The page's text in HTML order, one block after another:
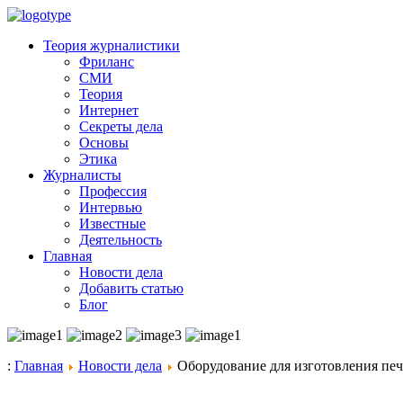
Теория журналистики
Фриланс
СМИ
Теория
Интернет
Секреты дела
Основы
Этика
Журналисты
Профессия
Интервью
Известные
Деятельность
Главная
Новости дела
Добавить статью
Блог
: Главная Новости дела Оборудование для изготовления